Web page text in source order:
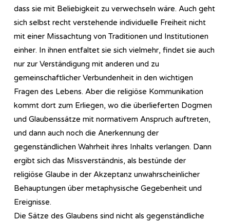
dass sie mit Beliebigkeit zu verwechseln wäre. Auch geht
sich selbst recht verstehende individuelle Freiheit nicht
mit einer Missachtung von Traditionen und Institutionen
einher. In ihnen entfaltet sie sich vielmehr, findet sie auch
nur zur Verständigung mit anderen und zu
gemeinschaftlicher Verbundenheit in den wichtigen
Fragen des Lebens. Aber die religiöse Kommunikation
kommt dort zum Erliegen, wo die überlieferten Dogmen
und Glaubenssätze mit normativem Anspruch auftreten,
und dann auch noch die Anerkennung der
gegenständlichen Wahrheit ihres Inhalts verlangen. Dann
ergibt sich das Missverständnis, als bestünde der
religiöse Glaube in der Akzeptanz unwahrscheinlicher
Behauptungen über metaphysische Gegebenheit und
Ereignisse.
Die Sätze des Glaubens sind nicht als gegenständliche